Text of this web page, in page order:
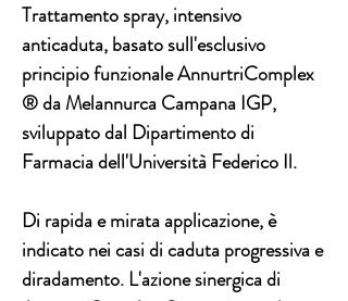
Trattamento spray, intensivo
anticaduta, basato sull'esclusivo
principio funzionale AnnurtriComplex
® da Melannurca Campana IGP,
svilup­pato dal Dipartimento di
Farmacia dell'Università Federico Il.
Di rapida e mirata applicazione, è
indicato nei casi di caduta progressiva e
diradamento. L'azione sinergica di